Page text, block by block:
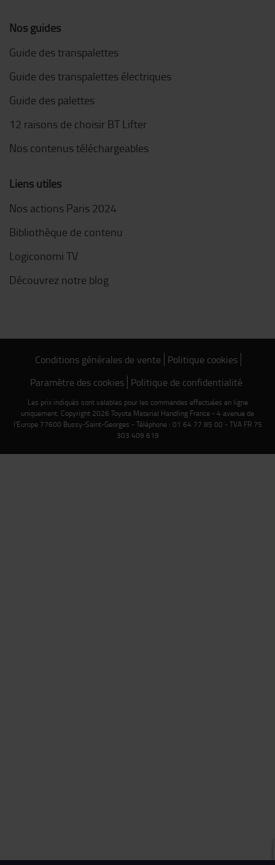
Nos guides
Guide des transpalettes
Guide des transpalettes électriques
Guide des palettes
12 raisons de choisir BT Lifter
Nos contenus téléchargeables
Liens utiles
Nos actions Paris 2024
Bibliothèque de contenu
Logiconomi TV
Découvrez notre blog
Conditions générales de vente Politique cookies
Paramètre des cookies Politique de confidentialité
Les prix indiqués sont valables pour les commandes effectuées en ligne
uniquement. Copyright 2026 Toyota Material Handling France - 4 avenue de
l'Europe 77600 Bussy-Saint-Georges - Téléphone : 01 64 77 85 00 - TVA FR 75
303 409 619